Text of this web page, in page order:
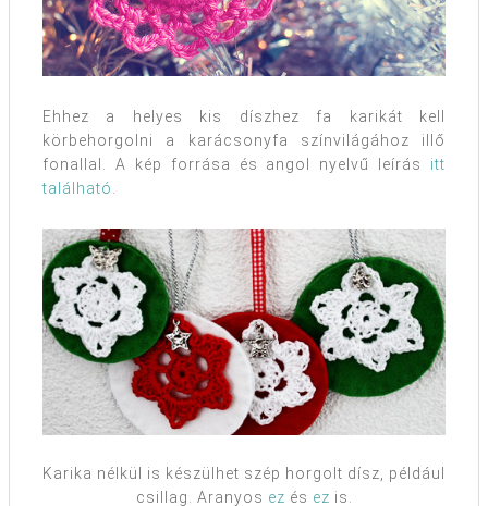
Ehhez a helyes kis díszhez fa karikát kell
körbehorgolni a karácsonyfa színvilágához illő
fonallal. A kép forrása és angol nyelvű leírás itt
található
Karika nélkül is készülhet szép horgolt dísz, például
csillag. Aranyos ez és ez is.